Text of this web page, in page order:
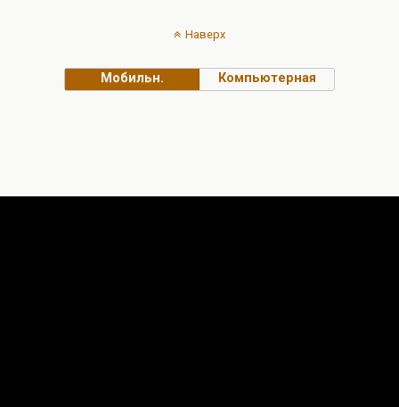
Наверх
Мобильн. Компьютерная